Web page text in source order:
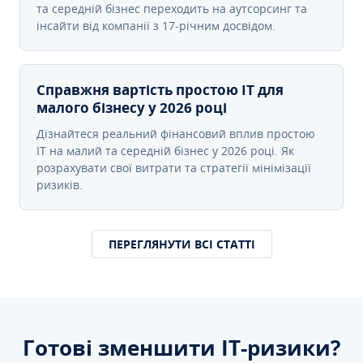
та середній бізнес переходить на аутсорсинг та
інсайти від компанії з 17-річним досвідом.
Справжня вартість простою IT для
малого бізнесу у 2026 році
Дізнайтеся реальний фінансовий вплив простою
IT на малий та середній бізнес у 2026 році. Як
розрахувати свої витрати та стратегії мінімізації
ризиків.
ПЕРЕГЛЯНУТИ ВСІ СТАТТІ
Готові зменшити ІТ-ризики?